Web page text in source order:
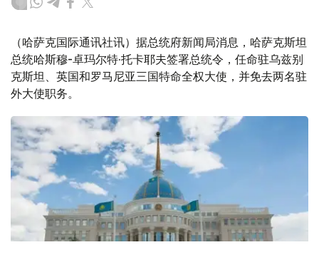
（哈萨克国际通讯社讯）据总统府新闻局消息，哈萨克斯坦
总统哈斯穆-卓玛尔特·托卡耶夫签署总统令，任命驻乌兹别
克斯坦、英国和罗马尼亚三国特命全权大使，并免去两名驻
外大使职务。